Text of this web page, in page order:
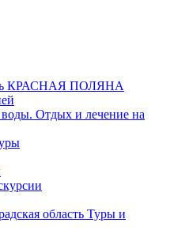
КРАСНАЯ ПОЛЯНА
Отдых и лечение на
область Туры и